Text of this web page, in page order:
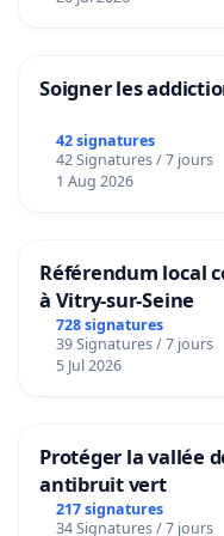
Soigner les
42 signatures
42 Signatures / 7 jours
1 Aug 2026
Référendum local
à Vitry-sur-Seine
728 signatures
39 Signatures / 7 jours
5 Jul 2026
Protéger la vallée
antibruit vert
217 signatures
34 Signatures / 7 jours